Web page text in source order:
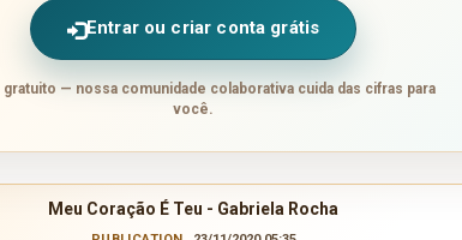
Entrar ou criar conta grátis
gratuito — nossa comunidade colaborativa cuida das cifras para
você.
Meu Coração É Teu - Gabriela Rocha